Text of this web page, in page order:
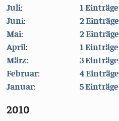
Juli:
1 Einträge
Juni:
2 Einträge
Mai:
2 Einträge
April:
1 Einträge
März:
3 Einträge
Februar:
4 Einträge
Januar: 5 Einträge
2010